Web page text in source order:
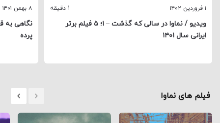
۱ فروردین ۱۴۰۲ 1 دقیقه
ویدیو / نماوا در سالی که گذشت – ۱؛ ۵ فیلم برتر
ایرانی سال ۱۴۰۱
۸ بهمن ۱۴۰۱
نگاهی به
پرده
فیلم های نماوا